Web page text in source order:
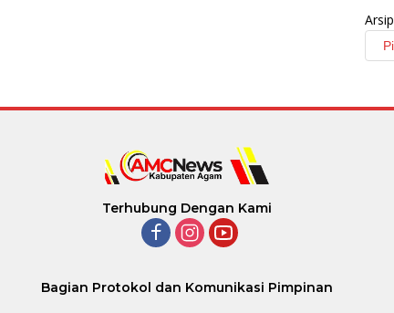
Arsip
Terhubung Dengan Kami
Bagian Protokol dan Komunikasi Pimpinan